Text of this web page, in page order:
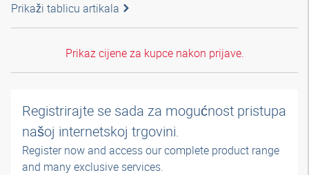
Prikaži tablicu artikala
Prikaz cijene za kupce nakon prijave.
Registrirajte se sada za mogućnost pristupa
našoj internetskoj trgovini.
Register now and access our complete product range
and many exclusive services.